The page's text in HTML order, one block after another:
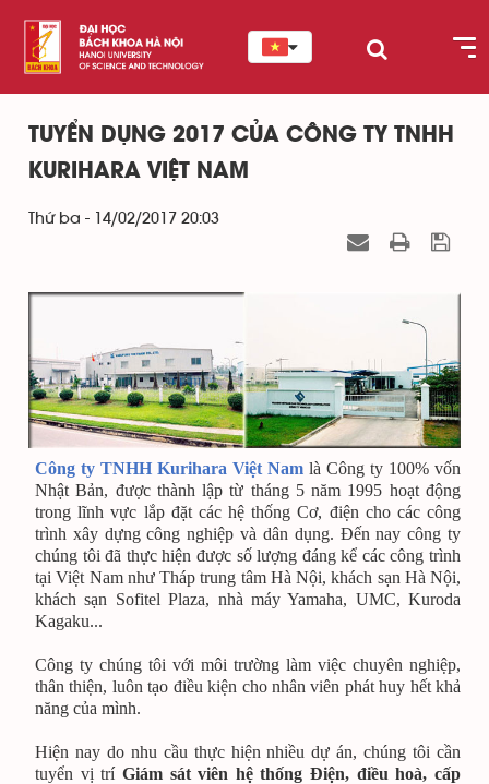
TUYỂN DỤNG 2017 CỦA CÔNG TY TNHH
KURIHARA VIỆT NAM
Thứ ba - 14/02/2017 20:03
Công ty TNHH Kurihara Việt Nam là Công ty 100% vốn
Nhật Bản, được thành lập từ tháng 5 năm 1995 hoạt động
trong lĩnh vực lắp đặt các hệ thống Cơ, điện cho các công
trình xây dựng công nghiệp và dân dụng. Đến nay công ty
chúng tôi đã thực hiện được số lượng đáng kể các công trình
tại Việt Nam như Tháp trung tâm Hà Nội, khách sạn Hà Nội,
khách sạn Sofitel Plaza, nhà máy Yamaha, UMC, Kuroda
Kagaku...
Công ty chúng tôi với môi trường làm việc chuyên nghiệp,
thân thiện, luôn tạo điều kiện cho nhân viên phát huy hết khả
năng của mình.
Hiện nay do nhu cầu thực hiện nhiều dự án, chúng tôi cần
tuyển vị trí Giám sát viên hệ thống Điện, điều hoà, cấp